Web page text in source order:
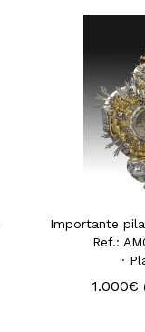
Importante
Ref.:
·
1.000€